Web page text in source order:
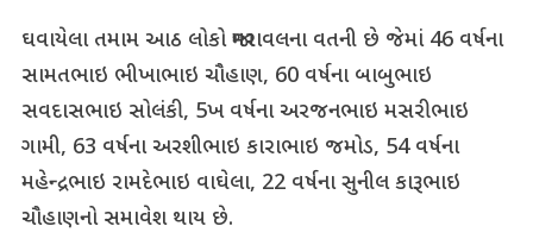
ઘવાયેલા તમામ આઠ લોકો જામરાવલના વતની છે જેમાં 46 વર્ષના
સામતભાઇ ભીખાભાઇ ચૌહાણ, 60 વર્ષના બાબુભાઇ
સવદાસભાઇ સોલંકી, 5ખ વર્ષના અરજનભાઇ મસરીભાઇ
ગામી, 63 વર્ષના અરશીભાઇ કારાભાઇ જમોડ, 54 વર્ષના
મહેન્દ્રભાઇ રામદેભાઇ વાઘેલા, 22 વર્ષના સુનીલ કારૂભાઇ
ચૌહાણનો સમાવેશ થાય છે.